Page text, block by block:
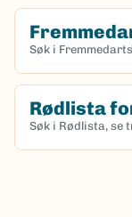
Søk i
Rødlista
Søk i Rødlista, se